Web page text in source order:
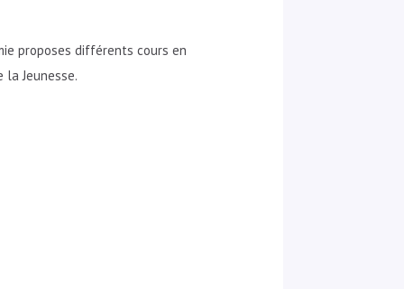
proposes différents cours en
la Jeunesse.